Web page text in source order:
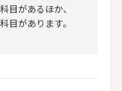
目があるほか、
目があります。